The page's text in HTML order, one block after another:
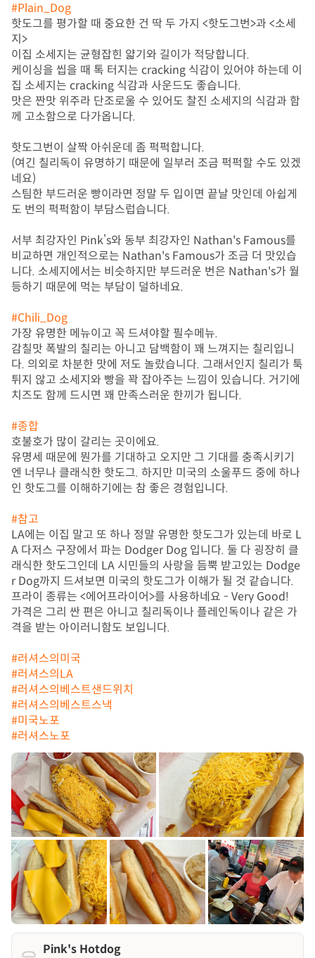
#Plain_Dog
핫도그를 평가할 때 중요한 건 딱 두 가지 <핫도그번>과 <소세
지>
이집 소세지는 균형잡힌 얇기와 길이가 적당합니다.
케이싱을 씹을 때 톡 터지는 cracking 식감이 있어야 하는데 이
집 소세지는 cracking 식감과 사운드도 좋습니다.
맛은 짠맛 위주라 단조로울 수 있어도 찰진 소세지의 식감과 함
께 고소함으로 다가옵니다.
핫도그번이 살짝 아쉬운데 좀 퍽퍽합니다.
(여긴 칠리독이 유명하기 때문에 일부러 조금 퍽퍽할 수도 있겠
네요)
스팀한 부드러운 빵이라면 정말 두 입이면 끝날 맛인데 아쉽게
도 번의 퍽퍽함이 부담스럽습니다.
서부 최강자인 Pink’s와 동부 최강자인 Nathan's Famous를
비교하면 개인적으로는 Nathan's Famous가 조금 더 맛있습
니다. 소세지에서는 비슷하지만 부드러운 번은 Nathan's가 월
등하기 때문에 먹는 부담이 덜하네요.
#Chili_Dog
가장 유명한 메뉴이고 꼭 드셔야할 필수메뉴.
감칠맛 폭발의 칠리는 아니고 담백함이 꽤 느껴지는 칠리입니
다. 의외로 차분한 맛에 저도 놀랐습니다. 그래서인지 칠리가 툭
튀지 않고 소세지와 빵을 꽉 잡아주는 느낌이 있습니다. 거기에
치즈도 함께 드시면 꽤 만족스러운 한끼가 됩니다.
#종합
호불호가 많이 갈리는 곳이에요.
유명세 때문에 뭔가를 기대하고 오지만 그 기대를 충족시키기
엔 너무나 클래식한 핫도그. 하지만 미국의 소울푸드 중에 하나
인 핫도그를 이해하기에는 참 좋은 경험입니다.
#참고
LA에는 이집 말고 또 하나 정말 유명한 핫도그가 있는데 바로 L
A 다저스 구장에서 파는 Dodger Dog 입니다. 둘 다 굉장히 클
래식한 핫도그인데 LA 시민들의 사랑을 듬뿍 받고있는 Dodge
r Dog까지 드셔보면 미국의 핫도그가 이해가 될 것 같습니다.
프라이 종류는 <에어프라이어>를 사용하네요 - Very Good!
가격은 그리 싼 편은 아니고 칠리독이나 플레인독이나 같은 가
격을 받는 아이러니함도 보입니다.
#러셔스의미국
#러셔스의LA
#러셔스의베스트샌드위치
#러셔스의베스트스낵
#미국노포
#러셔스노포
Pink's Hotdog